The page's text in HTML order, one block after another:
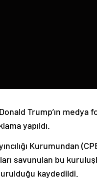
Trump’ın medya
yapıldı.
Kurumundan
savunulan bu
kaydedildi.